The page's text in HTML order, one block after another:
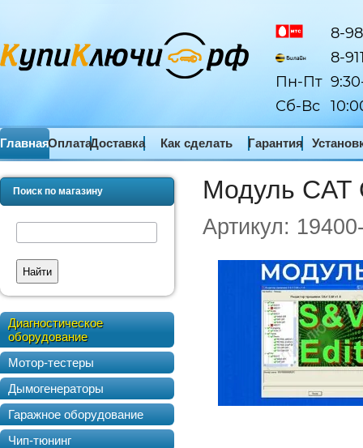
ГлавнаяОплатаДоставка Как сделать Гарантия
8-
8-
Пн-Пт
Сб-Вс
Поиск по магазину
Найти
Диагностическое
оборудование
Мотор-тестеры
Дымогенераторы
Гаражное оборудование
Чип-тюнинг
Модуль CAT
Артикул: